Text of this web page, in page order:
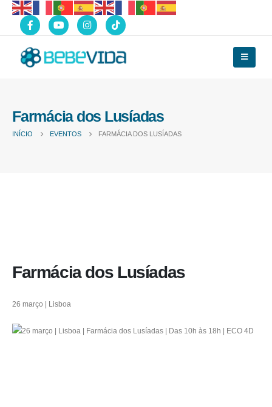
Farmácia dos Lusíadas
INÍCIO EVENTOS FARMÁCIA DOS LUSÍADAS
Farmácia dos Lusíadas
26 março | Lisboa